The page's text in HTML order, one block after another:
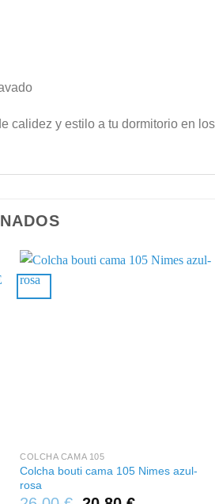
calidez y estilo a tu dormitorio en
COLCHA CAMA 105
Colcha bouti cama 105 Nimes azul-
rosa